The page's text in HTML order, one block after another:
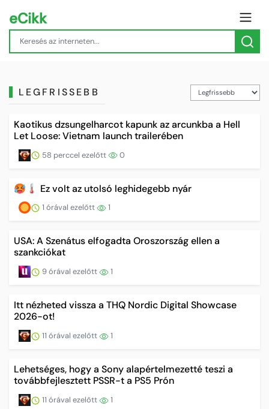
eCikk
LEGFRISSEBB
Kaotikus dzsungelharcot kapunk az arcunkba a Hell
Let Loose: Vietnam launch trailerében
58 perccel ezelőtt 0
🥵🌡️ Ez volt az utolsó leghidegebb nyár
1 órával ezelőtt 1
USA: A Szenátus elfogadta Oroszország ellen a
szankciókat
9 órával ezelőtt 1
Itt nézheted vissza a THQ Nordic Digital Showcase
2026-ot!
11 órával ezelőtt 1
Lehetséges, hogy a Sony alapértelmezetté teszi a
továbbfejlesztett PSSR-t a PS5 Prón
11 órával ezelőtt 1